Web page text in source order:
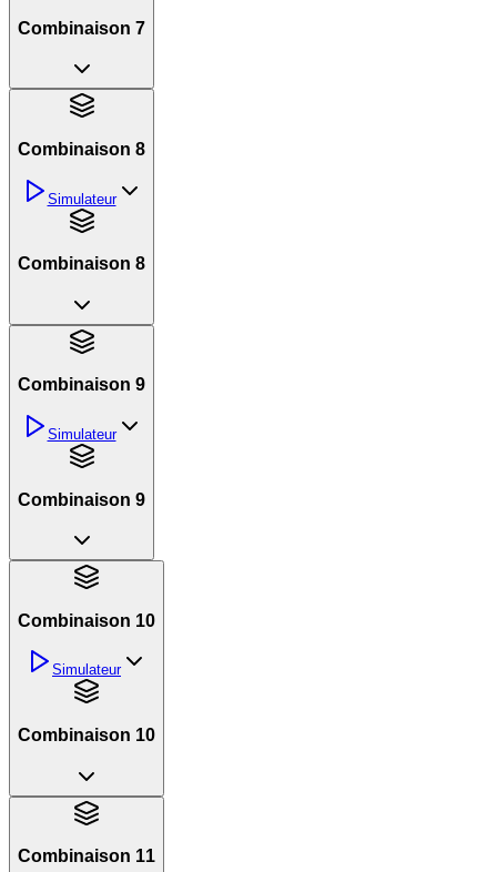
Combinaison 7
Combinaison 8
Simulateur
Combinaison 8
Combinaison 9
Simulateur
Combinaison 9
Combinaison 10
Simulateur
Combinaison 10
Combinaison 11